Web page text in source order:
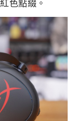
色點綴。